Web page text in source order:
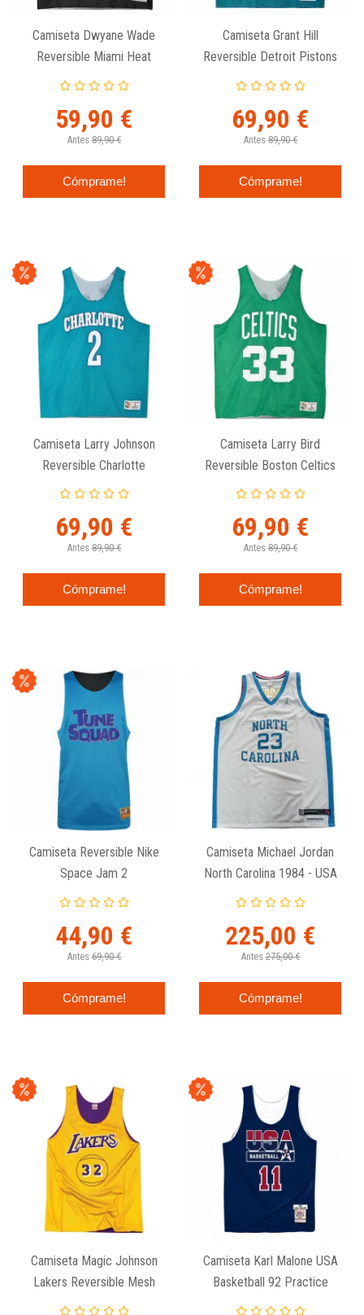
Camiseta Dwyane Wade
Reversible Miami Heat
Mesh Tank - Mitchell And
59,90 €
Antes 89,90 €
Cómprame!
Camiseta Grant Hill
Reversible Detroit Pistons
Mesh Tank - Mitchell And
69,90 €
Antes 89,90 €
Cómprame!
Camiseta Larry Johnson
Reversible Charlotte
Hornets Mesh Tank -
69,90 €
Antes 89,90 €
Cómprame!
Camiseta Larry Bird
Reversible Boston Celtics
Mesh Tank - Mitchell And
69,90 €
Antes 89,90 €
Cómprame!
Camiseta Reversible Nike
Space Jam 2
44,90 €
Antes 69,90 €
Cómprame!
Camiseta Michael Jordan
North Carolina 1984 - USA
Basketball LE Reversible
225,00 €
Antes 275,00 €
Cómprame!
Camiseta Magic Johnson
Lakers Reversible Mesh
Tank Top - Mitchell And
Camiseta Karl Malone USA
Basketball 92 Practice
Reversible - Mitchell And